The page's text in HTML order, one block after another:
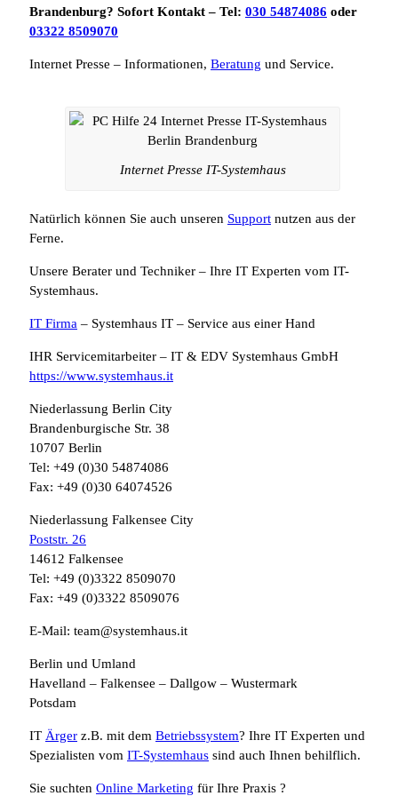
Brandenburg? Sofort Kontakt – Tel: 030 54874086 oder
03322 8509070
Internet Presse – Informationen, Beratung und Service.
Internet Presse IT-Systemhaus
Natürlich können Sie auch unseren Support nutzen aus der
Ferne.
Unsere Berater und Techniker – Ihre IT Experten vom IT-
Systemhaus.
IT Firma – Systemhaus IT – Service aus einer Hand
IHR Servicemitarbeiter – IT & EDV Systemhaus GmbH
https://www.systemhaus.it
Niederlassung Berlin City
Brandenburgische Str. 38
10707 Berlin
Tel: +49 (0)30 54874086
Fax: +49 (0)30 64074526
Niederlassung Falkensee City
Poststr. 26
14612 Falkensee
Tel: +49 (0)3322 8509070
Fax: +49 (0)3322 8509076
E-Mail: team@systemhaus.it
Berlin und Umland
Havelland – Falkensee – Dallgow – Wustermark
Potsdam
IT Ärger z.B. mit dem Betriebssystem? Ihre IT Experten und
Spezialisten vom IT-Systemhaus sind auch Ihnen behilflich.
Sie suchten Online Marketing für Ihre Praxis ?